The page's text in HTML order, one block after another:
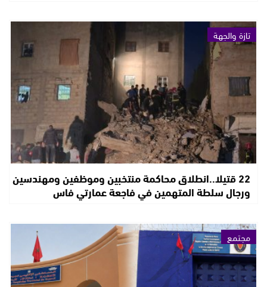
تازة والجهة
22 قتيلا..انطلاق محاكمة منتخبين وموظفين ومهندسين
ورجال سلطة المتهمين في فاجعة عمارتي فاس
مجتمع